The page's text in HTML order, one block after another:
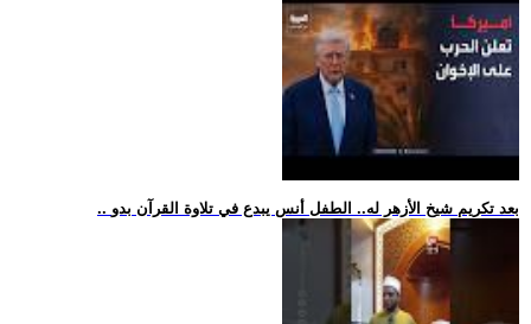
.. بعد تكريم شيخ الأزهر له.. الطفل أنس يبدع في تلاوة القرآن بدو